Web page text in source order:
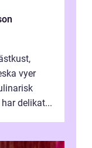
vyer
delikat...